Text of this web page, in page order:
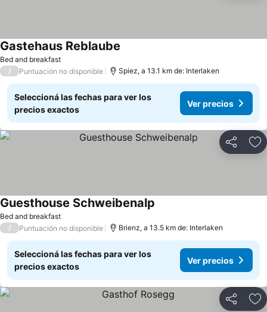
Bed and breakfast
Gastehaus Reblaube
/ Puntuación no disponible Spiez, a 13.1 km de: Interlaken
Seleccioná las fechas para ver los
precios exactos
Ver precios
Compartir
Bed and breakfast
Guesthouse Schweibenalp
/ Puntuación no disponible Brienz, a 13.5 km de: Interlaken
Seleccioná las fechas para ver los
precios exactos
Ver precios
Compartir